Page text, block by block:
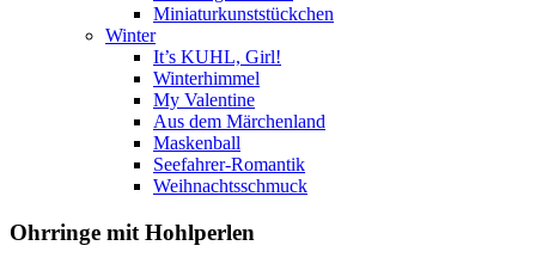
Miniaturkunststückchen
Winter
It’s KUHL, Girl!
Winterhimmel
My Valentine
Aus dem Märchenland
Maskenball
Seefahrer-Romantik
Weihnachtsschmuck
Ohrringe mit Hohlperlen